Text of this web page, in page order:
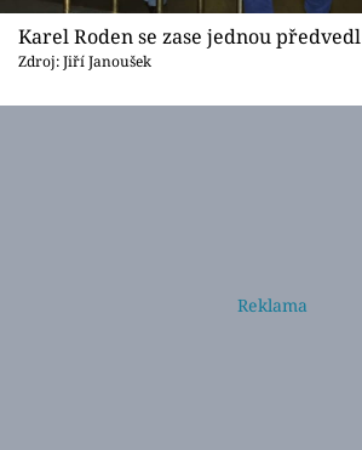
Karel Roden se zase jednou předvedl
Zdroj: Jiří Janoušek